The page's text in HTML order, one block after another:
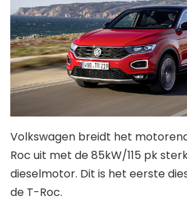
Volkswagen breidt het
Roc uit met de 85kW/115 pk
dieselmotor. Dit is het eerste
de T-Roc.